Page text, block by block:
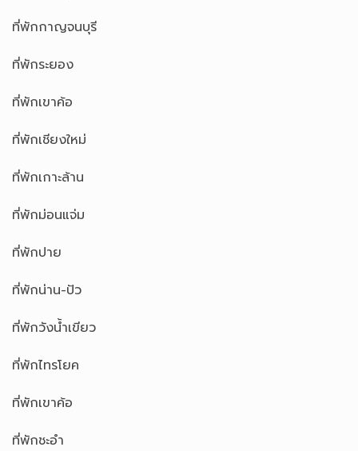
ที่พักกาญจนบุรี
ที่พักระยอง
ที่พักเขาค้อ
ที่พักเชียงใหม่
ที่พักเกาะล้าน
ที่พักม่อนแจ่ม
ที่พักปาย
ที่พักน่าน-ปัว
ที่พักวังน้ำเขียว
ที่พักไทรโยค
ที่พักเขาค้อ
ที่พักชะอำ